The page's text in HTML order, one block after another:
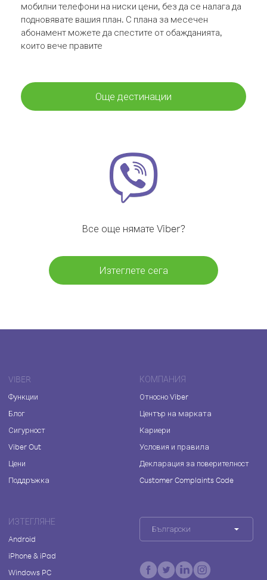
мобилни телефони на ниски цени, без да се налага да
подновявате вашия план. С плана за месечен
абонамент можете да спестите от обажданията,
които вече правите
Още дестинации
Все още нямате Viber?
Изтеглете сега
VIBER
Функции
Блог
Сигурност
Viber Out
Цени
Поддръжка
КОМПАНИЯ
Относно Viber
Център на марката
Кариери
Условия и правила
Декларация за поверителност
Customer Complaints Code
ИЗТЕГЛЯНЕ
Android
iPhone & iPad
Windows PC
Български